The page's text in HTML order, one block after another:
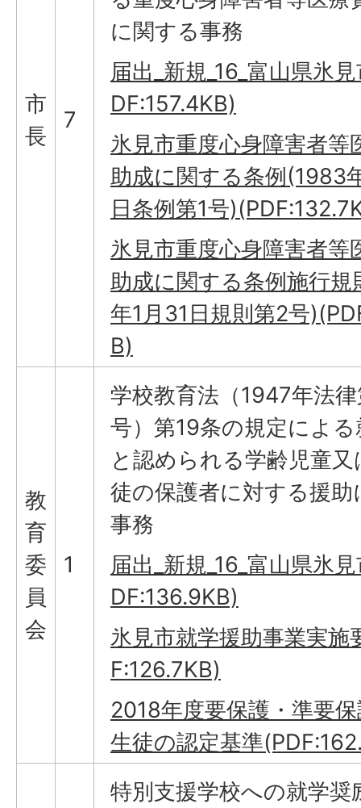
市
長
7
に関する事務
届出_新規_16_富山県氷見
DF:157.4KB)
氷見市重度心身障害者等
助成に関する条例(1983
日条例第1号
氷見市重度心身障害者等
助成に関する条例施行
年1月31日規則第2号
B)
教
育
委
員
会
1
学校教育法（1947年法
号）第19条の規定によ
と認められる学齢児童又
徒の保護者に対する援助
事務
届出_新規_16_富山県氷見
DF:136.9KB)
氷見市就学援助事業実施
F:126.7KB)
2018年度要保護・準要
生徒の認定基準
特別支援学校への就学奨